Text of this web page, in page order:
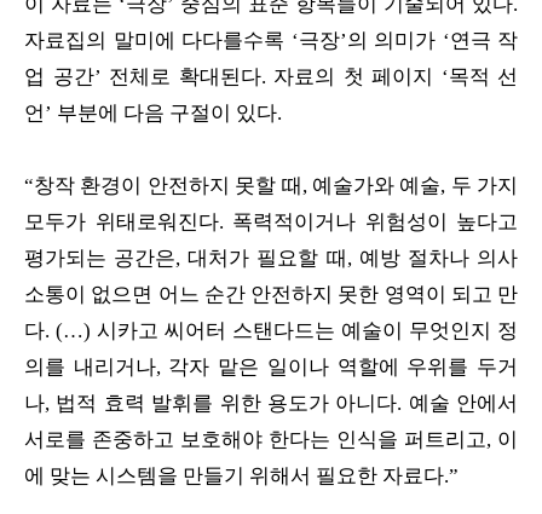
자료집의 말미에 다다를수록 ‘극장’의 의미가 ‘연극 작
업 공간’ 전체로 확대된다. 자료의 첫 페이지 ‘목적 선
언’ 부분에 다음 구절이 있다.
“창작 환경이 안전하지 못할 때, 예술가와 예술, 두 가지
모두가 위태로워진다. 폭력적이거나 위험성이 높다고
평가되는 공간은, 대처가 필요할 때, 예방 절차나 의사
소통이 없으면 어느 순간 안전하지 못한 영역이 되고 만
다. (…) 시카고 씨어터 스탠다드는 예술이 무엇인지 정
의를 내리거나, 각자 맡은 일이나 역할에 우위를 두거
나, 법적 효력 발휘를 위한 용도가 아니다. 예술 안에서
서로를 존중하고 보호해야 한다는 인식을 퍼트리고, 이
에 맞는 시스템을 만들기 위해서 필요한 자료다.”